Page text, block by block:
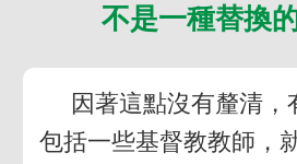
不是一種替換
因著這點沒有釐清，
包括一些基督教教師，